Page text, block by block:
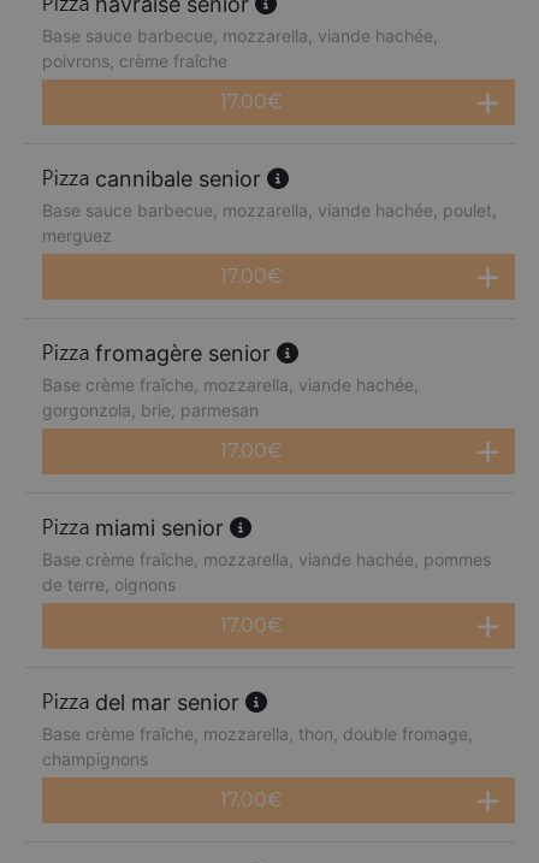
Base sauce barbecue, mozzarella, viande hachée,
poivrons, crème fraîche
17.00€
cannibale senior
Base sauce barbecue, mozzarella, viande hachée, poulet,
merguez
17.00€
fromagère senior
Base crème fraîche, mozzarella, viande hachée,
gorgonzola, brie, parmesan
17.00€
miami senior
Base crème fraîche, mozzarella, viande hachée, pommes
de terre, oignons
17.00€
del mar senior
Base crème fraîche, mozzarella, thon, double fromage,
champignons
17.00€